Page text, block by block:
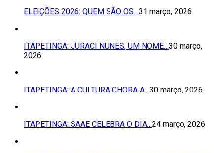
ELEIÇÕES 2026: QUEM SÃO OS…31 março, 2026
ITAPETINGA: JURACI NUNES, UM NOME…30 março,
2026
ITAPETINGA: A CULTURA CHORA A…30 março, 2026
ITAPETINGA: SAAE CELEBRA O DIA…24 março, 2026